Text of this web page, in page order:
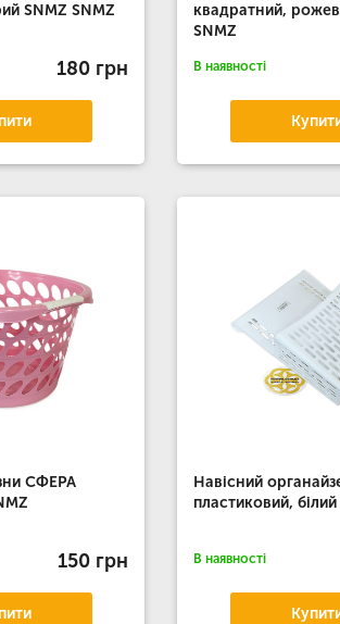
SNMZ SNMZ
180 грн
квадратний,
SNMZ
В наявності
СФЕРА
150 грн
Навісний
пластиковий,
В наявності